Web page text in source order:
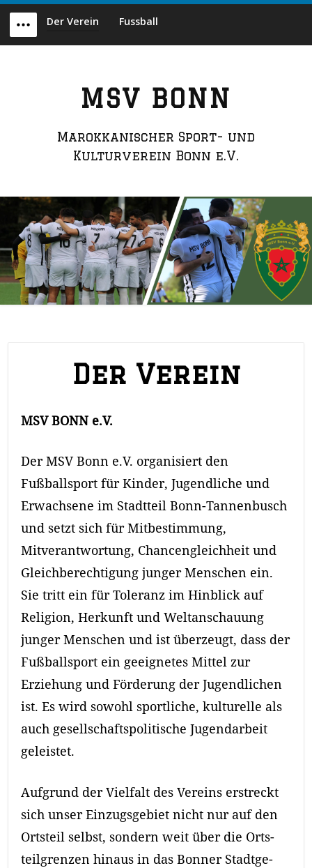
Skip
content
Menu
Der Verein Fussball
MSV BONN
Marokkanischer Sport- und
Kulturverein Bonn e.V.
Der Verein
Breadcrumb
MSV BONN e.V.
Der MSV Bonn e.V. organisiert den
Fußballsport für Kinder, Jugendliche und
Erwachsene im Stadtteil Bonn-Tannenbusch
und setzt sich für Mitbestimmung,
Mitverantwortung, Chancengleichheit und
Gleichberechtigung junger Menschen ein.
Sie tritt ein für Toleranz im Hinblick auf
Religion, Herkunft und Weltanschauung
junger Menschen und ist überzeugt, dass der
Fußballsport ein geeignetes Mittel zur
Erziehung und Förderung der Jugendlichen
ist. Es wird sowohl sportliche, kulturelle als
auch gesellschaftspolitische Jugendarbeit
geleistet.
Auf­grund der Vielfalt des Ver­eins er­streckt
sich unser Ein­zugs­gebiet nicht nur auf den
Orts­teil selbst, sondern weit über die Orts­
teil­grenzen hin­aus in das Bonner Stadt­ge­